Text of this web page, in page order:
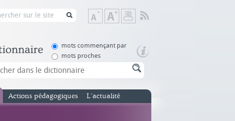
Diminuer
la
de
Augmenter
la
de
mots commençant par
mots proches
Actions pédagogiques L’actualité